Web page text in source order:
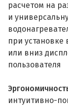
расчетом на
и
при установке
или вниз
пользователя
интуитивно-